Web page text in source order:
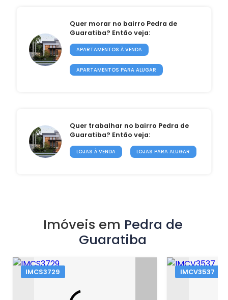
Quer morar no bairro Pedra de
Guaratiba? Então veja:
APARTAMENTOS À VENDA
APARTAMENTOS PARA ALUGAR
Quer trabalhar no bairro Pedra de
Guaratiba? Então veja:
LOJAS À VENDA LOJAS PARA ALUGAR
Imóveis em Pedra de
Guaratiba
IMCS3729 IMCV3537